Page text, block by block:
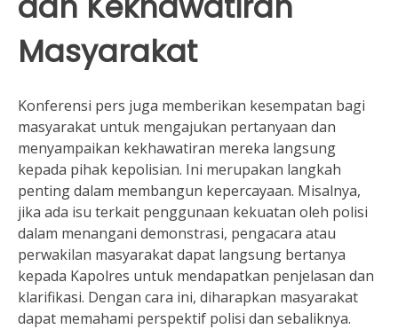
Masyarakat
Konferensi pers juga memberikan kesempatan bagi
masyarakat untuk mengajukan pertanyaan dan
menyampaikan kekhawatiran mereka langsung
kepada pihak kepolisian. Ini merupakan langkah
penting dalam membangun kepercayaan. Misalnya,
jika ada isu terkait penggunaan kekuatan oleh polisi
dalam menangani demonstrasi, pengacara atau
perwakilan masyarakat dapat langsung bertanya
kepada Kapolres untuk mendapatkan penjelasan dan
klarifikasi. Dengan cara ini, diharapkan masyarakat
dapat memahami perspektif polisi dan sebaliknya.